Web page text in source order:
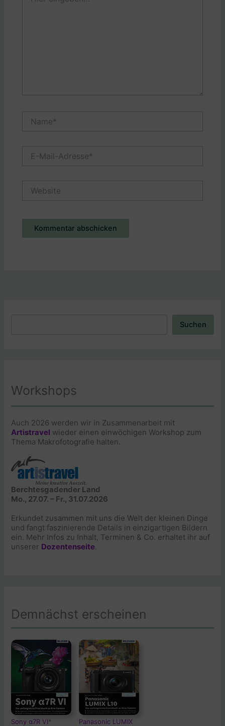
Mail-
Suchen
Workshops
Auch 2026 werden wir in Zusammenarbeit mit
Artistravel wieder einen einwöchigen Workshop zum
Thema Makrofotografie halten.
Berchtesgadender Land
Mo., 27.07. – Fr., 31.07.2026
Erkundet zusammen mit uns die Welt der kleinen Dinge
und fangt faszinierende Details in einzigartigen Bildern
ein. Mehr Infos zu Inhalt, Terminen & Co. erhaltet ihr auf
unserer Dozentenseite
Demnächst erscheinen
Sony α7R VI*
Panasonic LUMIX